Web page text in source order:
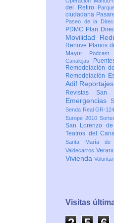
del Retiro
ciudadana
Paseo de la
PDMC Plan
Movilidad
Renove Planos
Mayor
Podcast
Canalejas
Remodelación
Remodelación
Adif
Revistas San
Emergencias
Senda Real GR-124
Europe 2010
San Lorenzo
Teatros del
Santa María
Valdecarros
Vivienda
Visitas